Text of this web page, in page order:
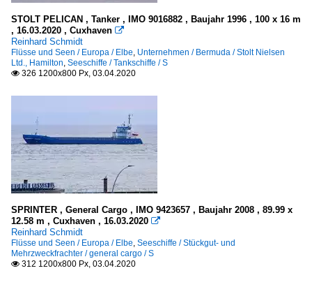
STOLT PELICAN , Tanker , IMO 9016882 , Baujahr 1996 , 100 x 16 m
, 16.03.2020 , Cuxhaven 
Reinhard Schmidt
Flüsse und Seen / Europa / Elbe, Unternehmen / Bermuda / Stolt Nielsen
Ltd., Hamilton, Seeschiffe / Tankschiffe / S
 326 1200x800 Px, 03.04.2020
SPRINTER , General Cargo , IMO 9423657 , Baujahr 2008 , 89.99 x
12.58 m , Cuxhaven , 16.03.2020 
Reinhard Schmidt
Flüsse und Seen / Europa / Elbe, Seeschiffe / Stückgut- und
Mehrzweckfrachter / general cargo / S
 312 1200x800 Px, 03.04.2020